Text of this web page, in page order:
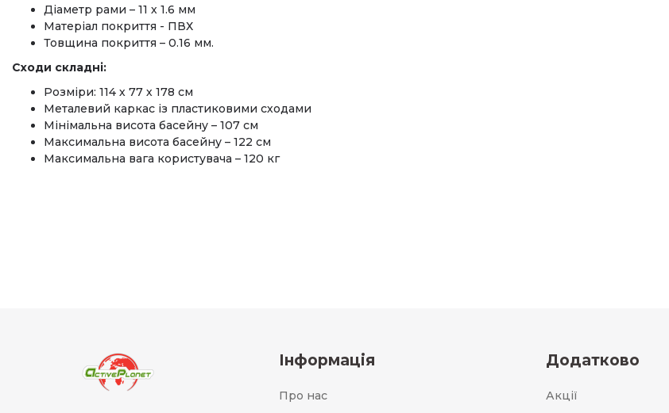
Діаметр рами – 11 х 1.6 мм
Матеріал покриття - ПВХ
Товщина покриття – 0.16 мм.
Сходи складні:
Розміри: 114 х 77 х 178 см
Металевий каркас із пластиковими сходами
Мінімальна висота басейну – 107 см
Максимальна висота басейну – 122 см
Максимальна вага користувача – 120 кг
Інформація
Про нас
Додатково
Акції